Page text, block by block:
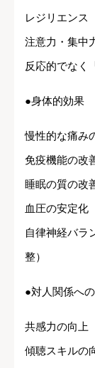
レジリエンス
注意力・集中
反応的でなく
●身体的効果
慢性的な痛み
免疫機能の改
睡眠の質の改
血圧の安定化
自律神経バラ
整）
●対人関係へ
共感力の向上
傾聴スキルの